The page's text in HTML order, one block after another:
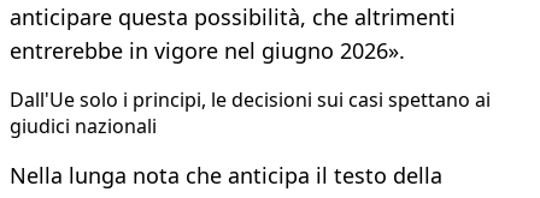
anticipare questa possibilità, che altrimenti
entrerebbe in vigore nel giugno 2026».
Dall'Ue solo i principi, le decisioni sui casi spettano ai
giudici nazionali
Nella lunga nota che anticipa il testo della